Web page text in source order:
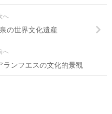
へ
の世界文化遺産
へ
ランフエスの文化的景観